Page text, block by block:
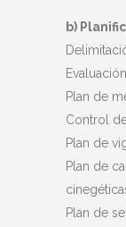
b)
Plan de
Control
Plan de
Plan de
Plan de